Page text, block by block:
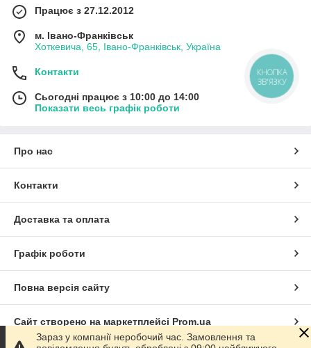
Працює з 27.12.2012
м. Івано-Франківськ
Хоткевича, 65, Івано-Франківськ, Україна
Контакти
Сьогодні працює з 10:00 до 14:00
Показати весь графік роботи
Про нас
Контакти
Доставка та оплата
Графік роботи
Повна версія сайту
Сайт створено на маркетплейсі Prom.ua
Зараз у компанії неробочий час. Замовлення та
КНОПКА
ЗВ'ЯЗКУ